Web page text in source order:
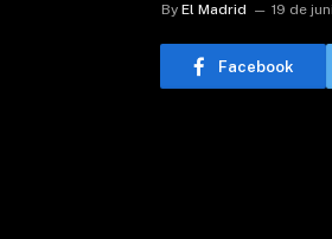
By El Madrid 19 de
Facebook